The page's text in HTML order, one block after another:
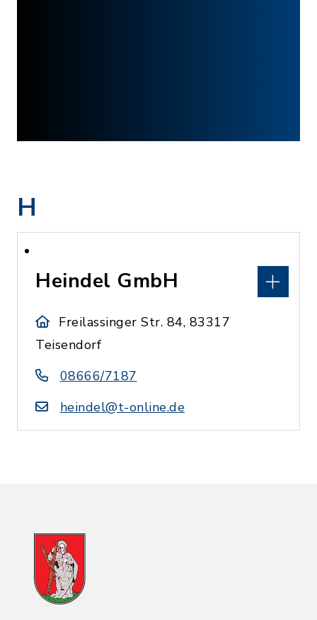
H
Heindel GmbH
Freilassinger Str. 84, 83317
Teisendorf
08666/7187
heindel@t-online.de